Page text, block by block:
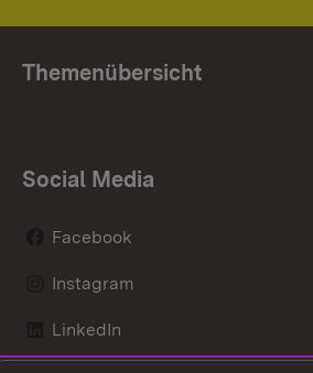
Themenübersicht
Social Media
Facebook
Instagram
LinkedIn